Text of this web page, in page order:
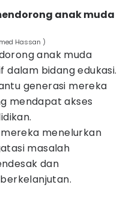
anak muda
Hassan )
anak muda
dalam bidang edukasi.
generasi mereka
mendapat akses
menelurkan
masalah
dan